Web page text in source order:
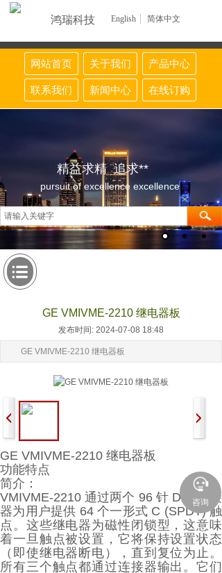
鸿瑞科技 English 简体中文
网站首页 关于我们 产品中心
联系我们 新闻中心 在线订购
精益求精 追求**
pursuit of excellence excellence
GE VMIVME-2210 继电器板
发布时间: 2024-07-08 18:48
GE VMIVME-2210 继电器板
GE VMIVME-2210 继电器板
功能特点
简介：
VMIVME-2210 通过两个 96 针 DIN 连接
器为用户提供 64 个一形式 C (SPDT) 触
点。这些继电器为磁性闭锁型，这意味
着一旦触点被设置，它将保持设置状态
（即使继电器断电），直到复位为止。
所有三个触点都通过连接器输出。它们
咨询